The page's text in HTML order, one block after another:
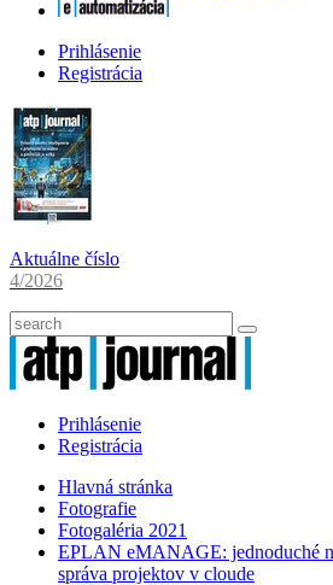
Prihlásenie
Registrácia
Aktuálne číslo
4/2026
Prihlásenie
Registrácia
Hlavná stránka
Fotografie
Fotogaléria 2021
EPLAN eMANAGE: jednoduché
správa projektov v cloude